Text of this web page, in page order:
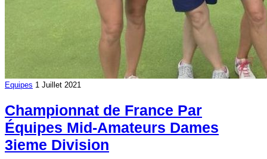
Equipes 1 Juillet 2021
Championnat de France Par
Équipes Mid-Amateurs Dames
3ieme Division